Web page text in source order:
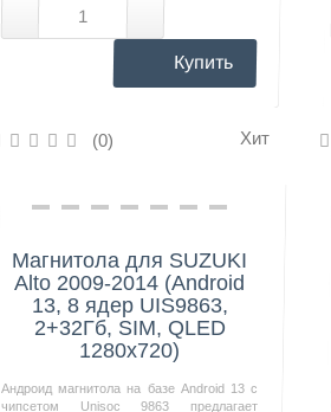
Купить
(0) Хит
Нашли дешевле?
Магнитола для SUZUKI
Alto 2009-2014 (Android
13, 8 ядер UIS9863,
2+32Гб, SIM, QLED
1280x720)
Андроид магнитола на базе Android 13 с
чипсетом Unisoc 9863 предлагает